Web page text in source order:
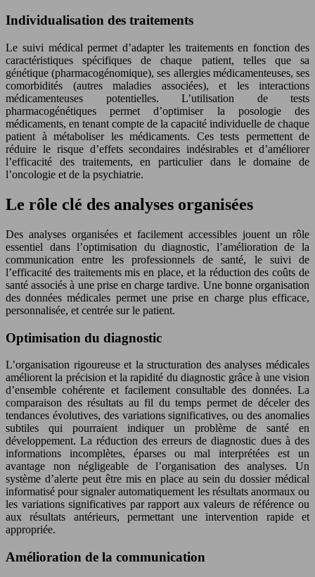
Individualisation des traitements
Le suivi médical permet d’adapter les traitements en fonction des
caractéristiques spécifiques de chaque patient, telles que sa
génétique (pharmacogénomique), ses allergies médicamenteuses, ses
comorbidités (autres maladies associées), et les interactions
médicamenteuses potentielles. L’utilisation de tests
pharmacogénétiques permet d’optimiser la posologie des
médicaments, en tenant compte de la capacité individuelle de chaque
patient à métaboliser les médicaments. Ces tests permettent de
réduire le risque d’effets secondaires indésirables et d’améliorer
l’efficacité des traitements, en particulier dans le domaine de
l’oncologie et de la psychiatrie.
Le rôle clé des analyses organisées
Des analyses organisées et facilement accessibles jouent un rôle
essentiel dans l’optimisation du diagnostic, l’amélioration de la
communication entre les professionnels de santé, le suivi de
l’efficacité des traitements mis en place, et la réduction des coûts de
santé associés à une prise en charge tardive. Une bonne organisation
des données médicales permet une prise en charge plus efficace,
personnalisée, et centrée sur le patient.
Optimisation du diagnostic
L’organisation rigoureuse et la structuration des analyses médicales
améliorent la précision et la rapidité du diagnostic grâce à une vision
d’ensemble cohérente et facilement consultable des données. La
comparaison des résultats au fil du temps permet de déceler des
tendances évolutives, des variations significatives, ou des anomalies
subtiles qui pourraient indiquer un problème de santé en
développement. La réduction des erreurs de diagnostic dues à des
informations incomplètes, éparses ou mal interprétées est un
avantage non négligeable de l’organisation des analyses. Un
système d’alerte peut être mis en place au sein du dossier médical
informatisé pour signaler automatiquement les résultats anormaux ou
les variations significatives par rapport aux valeurs de référence ou
aux résultats antérieurs, permettant une intervention rapide et
appropriée.
Amélioration de la communication